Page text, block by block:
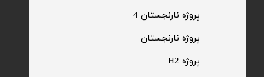
پروژه H2
​پروژه نارنجستان
پروژه نارنجستان 4